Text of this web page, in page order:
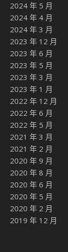
2024 年 5 月
2024 年 4 月
2024 年 3 月
2023 年 12 月
2023 年 6 月
2023 年 5 月
2023 年 3 月
2023 年 1 月
2022 年 12 月
2022 年 6 月
2022 年 5 月
2021 年 3 月
2021 年 2 月
2020 年 9 月
2020 年 8 月
2020 年 6 月
2020 年 5 月
2020 年 2 月
2019 年 12 月